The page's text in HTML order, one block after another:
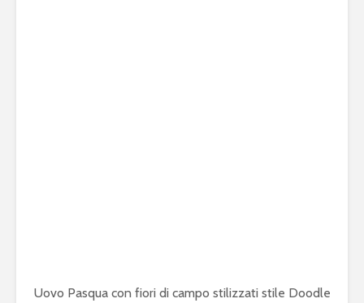
Uovo Pasqua con fiori di campo stilizzati stile Doodle